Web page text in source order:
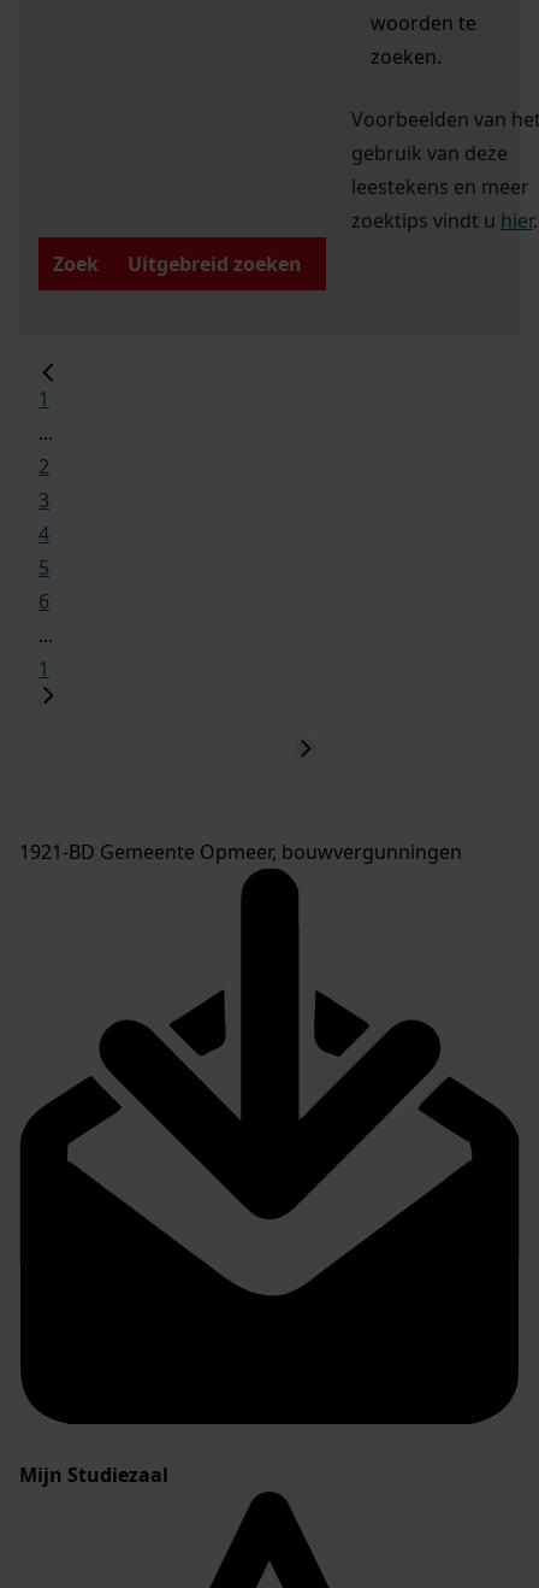
woorden te
zoeken.
Voorbeelden van
gebruik van deze
leestekens en meer
zoektips vindt u hier.
Zoek
Uitgebreid zoeken
1
...
2
3
4
5
6
...
1
1921-BD Gemeente Opmeer, bouwvergunningen
Mijn Studiezaal